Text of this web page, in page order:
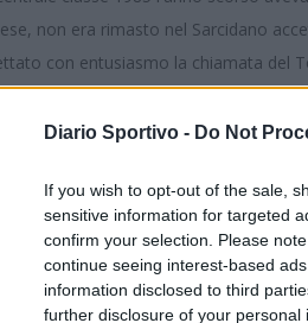
Diario Sportivo - Do Not
If you wish to opt-out of the sale,
sensitive information for targeted
confirm your selection. Please
continue seeing interest-based
information disclosed to third
further disclosure of your personal
non era rimasto nel Sarcidano
con entusiasmo la chiamata del
con Porto Corallo, Ghilarza,
successi in Promozione nel
ai suoi nuovi tifosi nella gara